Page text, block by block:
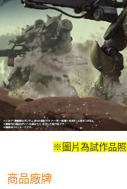
※圖片為試作品
商品廠牌